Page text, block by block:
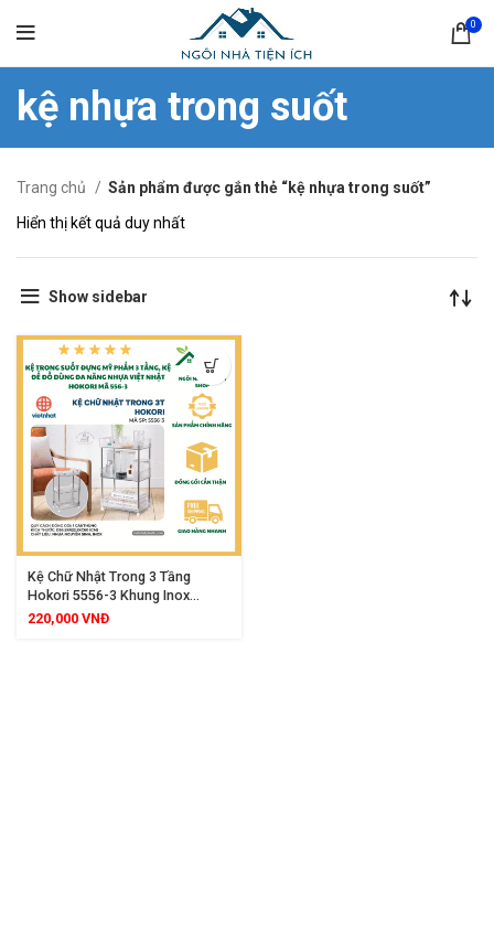
0
kệ nhựa trong suốt
Trang chủ
Sản phẩm được gắn thẻ “kệ nhựa trong suốt”
Hiển thị kết quả duy nhất
Show sidebar
Kệ Chữ Nhật Trong 3 Tầng
Hokori 5556-3 Khung Inox
Chống Gỉ Chắc Chắn Thiết Kế
220,000 VNĐ